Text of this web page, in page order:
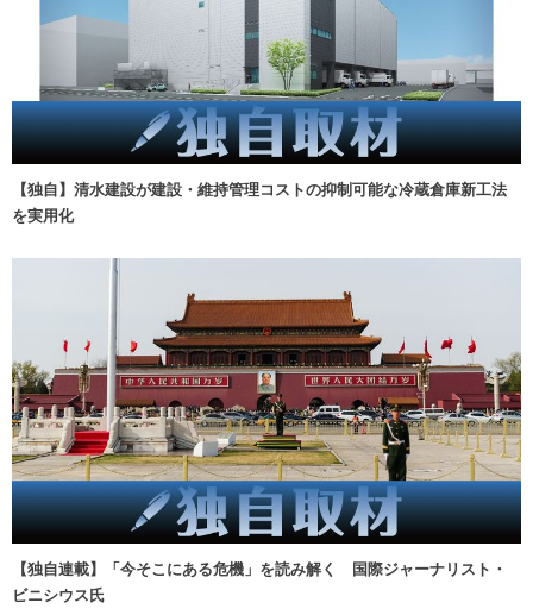
【独自】清水建設が建設・維持管理コストの抑制可能な冷蔵倉庫新工法
を実用化
【独自連載】「今そこにある危機」を読み解く 国際ジャーナリスト・
ビニシウス氏